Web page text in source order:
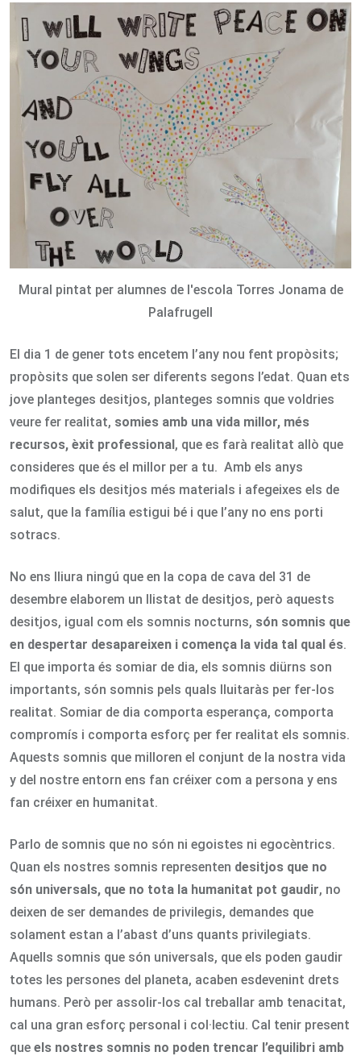
Email
Mural pintat per alumnes de l'escola Torres Jonama de
Palafrugell
El dia 1 de gener tots encetem l’any nou fent propòsits;
propòsits que solen ser diferents segons l’edat. Quan ets
jove planteges desitjos, planteges somnis que voldries
veure fer realitat, somies amb una vida millor, més
recursos, èxit professional, que es farà realitat allò que
consideres que és el millor per a tu. Amb els anys
modifiques els desitjos més materials i afegeixes els de
salut, que la família estigui bé i que l’any no ens porti
sotracs.
No ens lliura ningú que en la copa de cava del 31 de
desembre elaborem un llistat de desitjos, però aquests
desitjos, igual com els somnis nocturns, són somnis que
en despertar desapareixen i comença la vida tal qual és.
El que importa és somiar de dia, els somnis diürns son
importants, són somnis pels quals lluitaràs per fer-los
realitat. Somiar de dia comporta esperança, comporta
compromís i comporta esforç per fer realitat els somnis.
Aquests somnis que milloren el conjunt de la nostra vida
y del nostre entorn ens fan créixer com a persona y ens
fan créixer en humanitat.
Parlo de somnis que no són ni egoistes ni egocèntrics.
Quan els nostres somnis representen desitjos que no
són universals, que no tota la humanitat pot gaudir, no
deixen de ser demandes de privilegis, demandes que
solament estan a l’abast d’uns quants privilegiats.
Aquells somnis que són universals, que els poden gaudir
totes les persones del planeta, acaben esdevenint drets
humans. Però per assolir-los cal treballar amb tenacitat,
cal una gran esforç personal i col·lectiu. Cal tenir present
que els nostres somnis no poden trencar l’equilibri amb